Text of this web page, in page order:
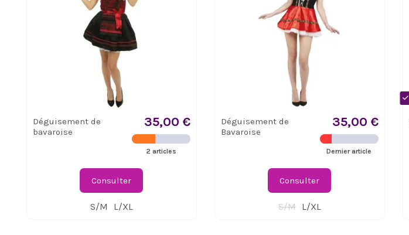
Déguisement de
bavaroise
35,00 €
2 articles
Consulter
S/M L/XL
Déguisement de
Bavaroise
35,00 €
Dernier article
Consulter
S/M L/XL